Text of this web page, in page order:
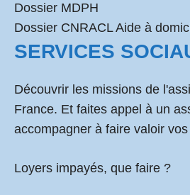
Dossier MDPH
Dossier CNRACL Aide à
SERVICES
Découvrir les missions de
France. Et faites appel à un
accompagner à faire valoir
Loyers impayés, que faire ?